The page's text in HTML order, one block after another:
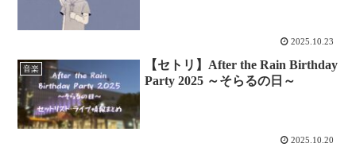
2025.10.23
音楽
【セトリ】After the Rain Birthday
Party 2025 ～そらるの日～
2025.10.20